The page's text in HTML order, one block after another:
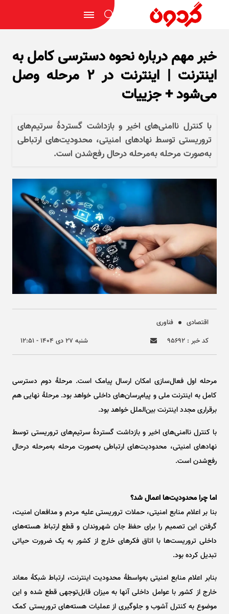
خبر مهم درباره نحوه دسترسی کامل به
اینترنت | اینترنت در ۲ مرحله وصل
می‌شود + جزییات
با کنترل ناامنی‌های اخیر و بازداشت گستردۀ سرتیم‌های
تروریستی توسط نهاد‌های امنیتی، محدودیت‌های ارتباطی
به‌صورت مرحله به‌مرحله درحال رفع‌شدن است.
اقتصادی
فناوری
کد خبر : ۹۵۶۹۲
شنبه ۲۷ دی ۱۴۰۴ - ۱۲:۵۱
مرحله اول فعال‌سازی امکان ارسال پیامک است. مرحلۀ دوم دسترسی
کامل به اینترنت ملی و پیام‌رسان‌های داخلی خواهد بود. مرحلۀ نهایی هم
برقراری مجدد اینترنت بین‌الملل خواهد بود.
با کنترل ناامنی‌های اخیر و بازداشت گستردۀ سرتیم‌های تروریستی توسط
نهاد‌های امنیتی، محدودیت‌های ارتباطی به‌صورت مرحله به‌مرحله درحال
رفع‌شدن است.
اما چرا محدودیت‌ها اعمال شد؟
بنا بر اعلام منابع امنیتی، حملات تروریستی علیه مردم و مدافعان امنیت،
گرفتن این تصمیم را برای حفظ جان شهروندان و قطع ارتباط هسته‌های
داخلی تروریست‌ها با اتاق فکر‌های خارج از کشور به یک ضرورت حیاتی
تبدیل کرده بود.
بنابر اعلام منابع امنیتی به‌واسطۀ محدودیت اینترنت، ارتباط شبکۀ معاند
خارج از کشور با عوامل داخلی آنها به میزان قابل‌توجهی قطع شده و این
موضوع به کنترل آشوب و جلوگیری از عملیات هسته‌های تروریستی کمک